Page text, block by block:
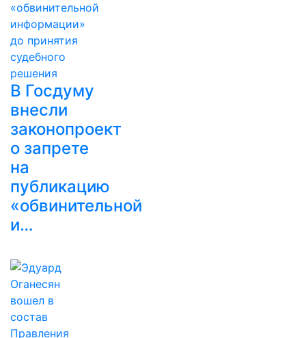
В Госдуму
внесли
законопроект
о запрете
на
публикацию
«обвинительной
и…